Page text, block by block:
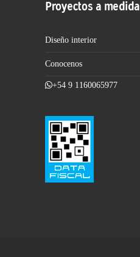
Proyectos a medida
Diseño interior
Conocenos
+54 9 1160065977